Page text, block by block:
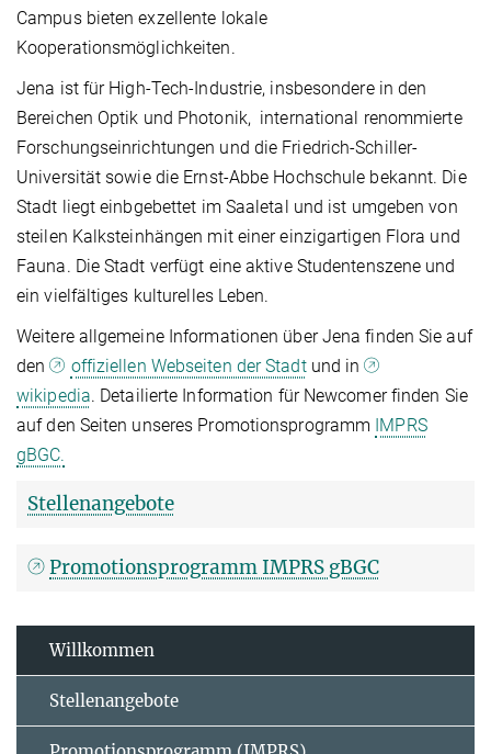
Campus bieten exzellente lokale
Kooperationsmöglichkeiten.
Jena ist für High-Tech-Industrie, insbesondere in den
Bereichen Optik und Photonik, international renommierte
Forschungseinrichtungen und die Friedrich-Schiller-
Universität sowie die Ernst-Abbe Hochschule bekannt. Die
Stadt liegt einbgebettet im Saaletal und ist umgeben von
steilen Kalksteinhängen mit einer einzigartigen Flora und
Fauna. Die Stadt verfügt eine aktive Studentenszene und
ein vielfältiges kulturelles Leben.
Weitere allgemeine Informationen über Jena finden Sie auf
den
offiziellen Webseiten der Stadtund in
wikipedia. Detailierte Information für Newcomer finden Sie
auf den Seiten unseres Promotionsprogramm IMPRS
gBGC.
Stellenangebote
Promotionsprogramm IMPRS gBGC
Willkommen
Stellenangebote